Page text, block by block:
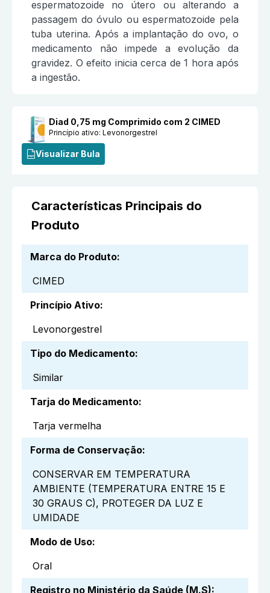
espermatozoide no útero ou alterando a
passagem do óvulo ou espermatozoide pela
tuba uterina. Após a implantação do ovo, o
medicamento não impede a evolução da
gravidez. O efeito inicia cerca de 1 hora após
a ingestão.
Diad 0,75 mg Comprimido com 2 CIMED
Princípio ativo: Levonorgestrel
Visualizar Bula
Características Principais do
Produto
Marca do Produto:
CIMED
Princípio Ativo:
Levonorgestrel
Tipo do Medicamento:
Similar
Tarja do Medicamento:
Tarja vermelha
Forma de Conservação:
CONSERVAR EM TEMPERATURA
AMBIENTE (TEMPERATURA ENTRE 15 E
30 GRAUS C), PROTEGER DA LUZ E
UMIDADE
Modo de Uso:
Oral
Registro no Ministério da Saúde (M.S):